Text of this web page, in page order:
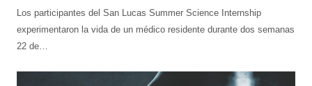
Los participantes del San Lucas Summer Science Internship
experimentaron la vida de un médico residente durante dos semanas
22 de…